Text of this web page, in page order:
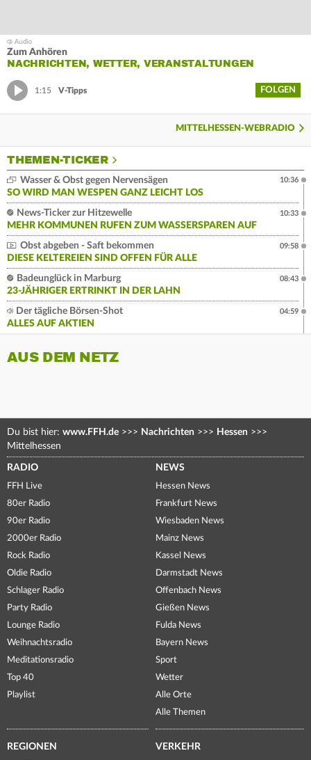
Zum Anhören
NACHRICHTEN, WETTER, VERANSTALTUNGEN
1:15 V-Tipps FOLGEN
MITTELHESSEN-WEBRADIO
THEMEN-TICKER
Wasser & Obst gegen Nervensägen
SO WIRD MAN WESPEN GANZ LEICHT LOS
10:36
News-Ticker zur Hitzewelle
MEHR KOMMUNEN RUFEN ZUM WASSERSPAREN AUF
10:33
Obst abgeben - Saft bekommen
DIESE KELTEREIEN SIND OFFEN FÜR ALLE
09:58
Badeunglück in Marburg
23-JÄHRIGER ERTRINKT IN DER LAHN
08:43
Der tägliche Börsen-Shot
ALLES AUF AKTIEN
04:59
AUS DEM NETZ
Du bist hier: www.FFH.de >>> Nachrichten >>> Hessen >>>
Mittelhessen
RADIO
FFH Live
80er Radio
90er Radio
2000er Radio
Rock Radio
Oldie Radio
Schlager Radio
Party Radio
Lounge Radio
Weihnachtsradio
Meditationsradio
Top 40
Playlist
NEWS
Hessen News
Frankfurt News
Wiesbaden News
Mainz News
Kassel News
Darmstadt News
Offenbach News
Gießen News
Fulda News
Bayern News
Sport
Wetter
Alle Orte
Alle Themen
REGIONEN VERKEHR